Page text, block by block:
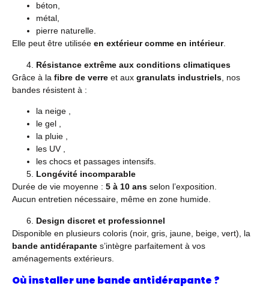
béton,
métal,
pierre naturelle.
Elle peut être utilisée en extérieur comme en intérieur.
Résistance extrême aux conditions climatiques
Grâce à la fibre de verre et aux granulats industriels , nos
bandes résistent à :
la neige ,
le gel ,
la pluie ,
les UV ,
les chocs et passages intensifs.
Longévité incomparable
Durée de vie moyenne : 5 à 10 ans selon l’exposition.
Aucun entretien nécessaire, même en zone humide.
Design discret et professionnel
Disponible en plusieurs coloris (noir, gris, jaune, beige, vert), la
bande antidérapante s’intègre parfaitement à vos
aménagements extérieurs.
Où installer une bande antidérapante ?